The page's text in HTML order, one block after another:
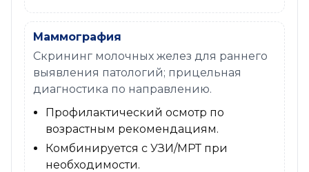
Маммография
Скрининг молочных желез для раннего
выявления патологий; прицельная
диагностика по направлению.
Профилактический осмотр по
возрастным рекомендациям.
Комбинируется с УЗИ/МРТ при
необходимости.